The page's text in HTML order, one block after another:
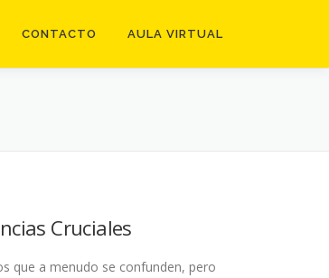
CONTACTO AULA VIRTUAL
Cruciales
que a menudo se confunden, pero